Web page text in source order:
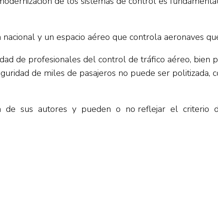
y un espacio aéreo que controla aeronaves
de profesionales del control de tráfico aéreo, bien
de miles de pasajeros no puede ser
de sus autores y pueden o no reflejar el criterio